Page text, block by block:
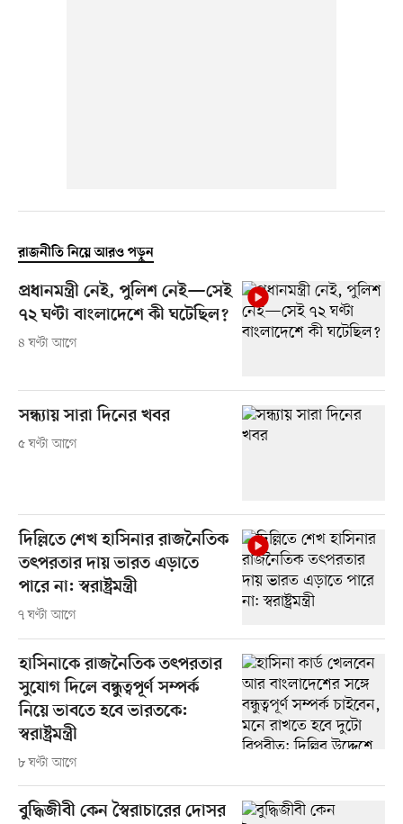
রাজনীতি নিয়ে আরও পড়ুন
প্রধানমন্ত্রী নেই, পুলিশ নেই—সেই
৭২ ঘণ্টা বাংলাদেশে কী ঘটেছিল?
৪ ঘণ্টা আগে
সন্ধ্যায় সারা দিনের খবর
৫ ঘণ্টা আগে
দিল্লিতে শেখ হাসিনার রাজনৈতিক
তৎপরতার দায় ভারত এড়াতে
পারে না: স্বরাষ্ট্রমন্ত্রী
৭ ঘণ্টা আগে
হাসিনাকে রাজনৈতিক তৎপরতার
সুযোগ দিলে বন্ধুত্বপূর্ণ সম্পর্ক
নিয়ে ভাবতে হবে ভারতকে:
স্বরাষ্ট্রমন্ত্রী
৮ ঘণ্টা আগে
বুদ্ধিজীবী কেন স্বৈরাচারের দোসর